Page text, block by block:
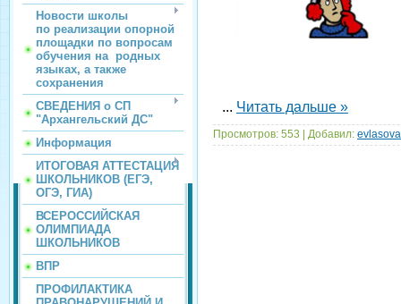
Новости школы
по реализации опорной
площадки по вопросам
обучения на родных
языках, а также
сохранения
СВЕДЕНИЯ о СП
"Архангельский ДС"
Информация
ИТОГОВАЯ АТТЕСТАЦИЯ
ШКОЛЬНИКОВ (ЕГЭ,
ОГЭ, ГИА)
ВСЕРОССИЙСКАЯ
ОЛИМПИАДА
ШКОЛЬНИКОВ
ВПР
ПРОФИЛАКТИКА
... Читать дальше »
Просмотров: 553 Добавил: